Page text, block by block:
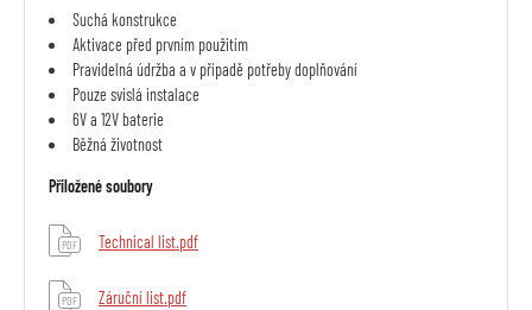
Suchá konstrukce
Aktivace před prvním použitím
Pravidelná údržba a v případě potřeby doplňování
Pouze svislá instalace
6V a 12V baterie
Běžná životnost
Přiložené soubory
PDF Technical list.pdf
PDF Záruční list.pdf